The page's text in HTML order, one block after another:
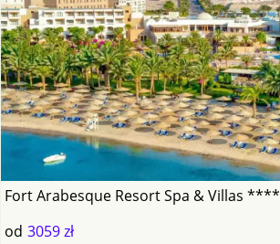
Fort Arabesque Resort Spa & Villas ****
od 3059 zł